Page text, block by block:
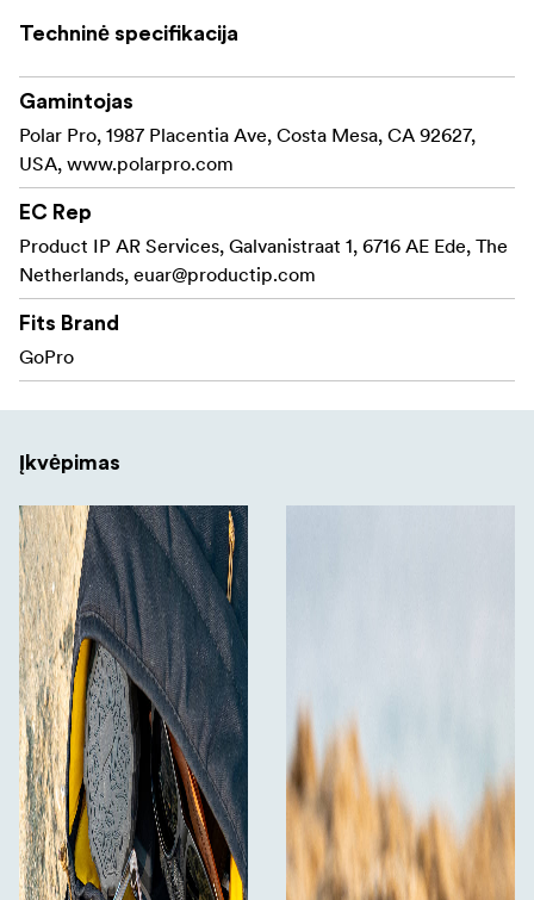
raudonasis filtras tropiniams mėlyniesiems
ir šniokščiantis filtras sekliems, skaidriems
vandenims, užtikrinantis ryškias, tikroviškas spalvas
įvairiuose gyliuose.
pritvirtinami ir nuimami naudojant paprastą
stumdomą konstrukciją, todėl galite greitai pakeisti
filtrus ir prisitaikyti prie kintančių vandens sąlygų.
pagamintas iš aukščiausios kokybės optinio stiklo su
sudėtingoje povandeninėje aplinkoje.
korozijai atsparių medžiagų, kad atlaikytų gilaus
nardymo ir ilgo naudojimo sūraus vandens aplinkoje
spaudimą.
Apsauginis dėklas: Į rinkinį įeina specialiai
pritaikytas apsauginis dėklas, kad nenaudojami filtrai
būtų apsaugoti nuo įbrėžimų ir smūgių, o įrankius
būtų lengva transportuoti ir tvarkyti.
Perfektas įvairiuose gyliuose:
Nesvarbu, ar
nardote netoli paviršiaus, ar nardote giliau,
"DiveMaster" rinkinys užtikrina optimalų filtravimą
kiekvienoje aplinkoje, todėl "GoPro" filmuotoje
medžiagoje užfiksuotas povandeninio pasaulio
Techninė specifikacija
Gamintojas
Polar Pro, 1987 Placentia Ave, Costa Mesa, CA 92627,
USA, www.polarpro.com
EC Rep
Product IP AR Services, Galvanistraat 1, 6716 AE Ede, The
Netherlands, euar@productip.com
Fits Brand
GoPro
Įkvėpimas